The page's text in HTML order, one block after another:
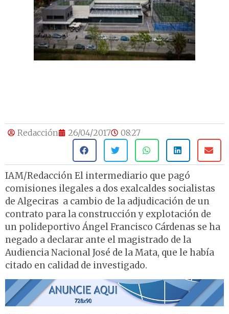
Redacción 26/04/2017 08:27
IAM/Redacción El intermediario que pagó
comisiones ilegales a dos exalcaldes socialistas
de Algeciras a cambio de la adjudicación de un
contrato para la construcción y explotación de
un polideportivo Ángel Francisco Cárdenas se ha
negado a declarar ante el magistrado de la
Audiencia Nacional José de la Mata, que le había
citado en calidad de investigado.